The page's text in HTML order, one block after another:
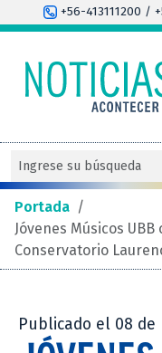
+56-413111200 /
Portada /
Jóvenes Músicos
Conservatorio
Publicado el 08 de